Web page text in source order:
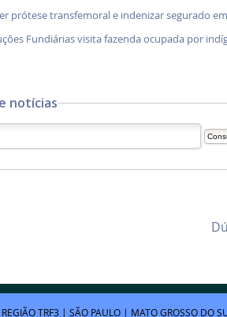
prótese transfemoral e indenizar segurado
Fundiárias visita fazenda ocupada por
notícias
TRF3 | SÃO PAULO | MATO GROSSO DO